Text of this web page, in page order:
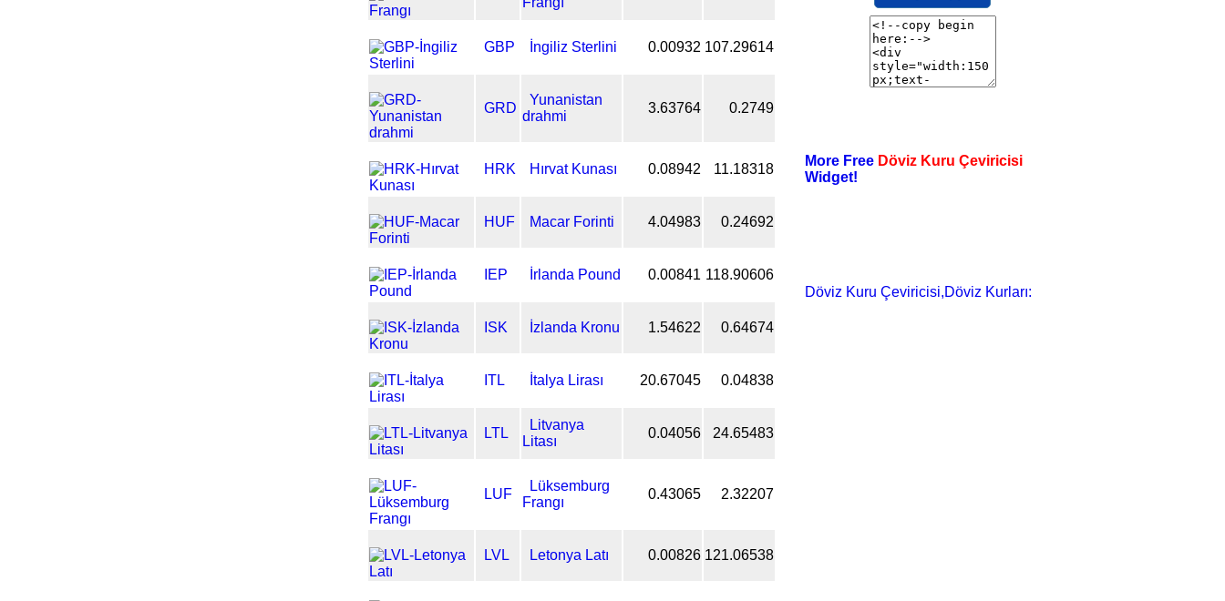
GBP İngiliz Sterlini 0.00932 107.29614
GRD
Yunanistan
drahmi
3.63764 0.2749
HRK Hırvat Kunası 0.08942 11.18318
HUF Macar Forinti 4.04983 0.24692
IEP İrlanda Pound 0.00841 118.90606
ISK İzlanda Kronu 1.54622 0.64674
ITL İtalya Lirası 20.67045 0.04838
LTL
Litvanya
Litası
0.04056 24.65483
LUF
Lüksemburg
Frangı
0.43065 2.32207
LVL Letonya Latı 0.00826 121.06538
More Free Döviz Kuru Çeviricisi
Widget!
Döviz Kuru Çeviricisi,Döviz Kurları: